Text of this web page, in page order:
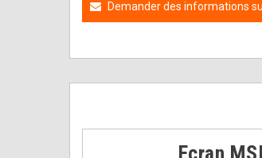
Demander des informations
Ecran